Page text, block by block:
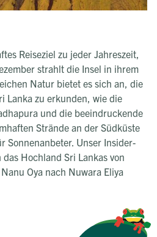
Reiseziel zu jeder Jahreszeit,
strahlt die Insel in ihrem
Natur bietet es sich an, die
Lanka zu erkunden, wie die
und die beeindruckende
Strände an der Südküste
Sonnenanbeter. Unser Insider-
Hochland Sri Lankas von
Oya nach Nuwara Eliya